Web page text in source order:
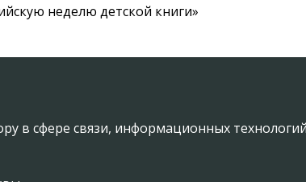
неделю детской книги»
в сфере связи, информационных